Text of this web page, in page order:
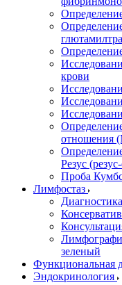
крови
отношения
Резус
Проба
Лимфостаз
зеленый
Функциональная
Эндокринология